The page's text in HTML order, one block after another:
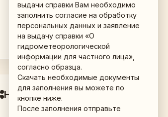
Наши соц.сети
выдачи справки Вам необходимо
заполнить согласие на обработку
персональных данных и заявление
на выдачу справки «О
гидрометеорологической
информации для частного лица»,
согласно образца.
Скачать необходимые документы
для заполнения вы можете по
кнопке ниже.
После заполнения отправьте